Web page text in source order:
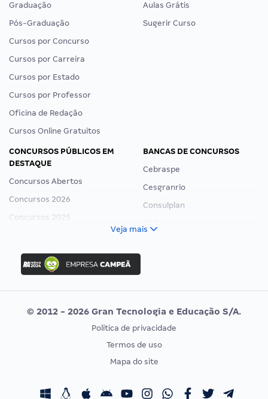
Graduação
Pós-Graduação
Cursos por Concurso
Cursos por Carreira
Cursos por Estado
Cursos por Professor
Oficina de Redação
Cursos Online Gratuitos
Aulas Grátis
Sugerir Curso
CONCURSOS PÚBLICOS EM
DESTAQUE
Concursos Abertos
Concursos 2026
Concursos 2025
Concurso Ibama
Concurso MPU
Editais publicados
BANCAS DE CONCURSOS
Cebraspe
Cesgranrio
Consulplan
Vunesp
CONCURSOS POR PROFISSÃO
Concursos Fiscais
EXAME DE ORDEM
Calendário OAB
Veja mais
© 2012 - 2026 Gran Tecnologia e Educação S/A.
Política de privacidade
Termos de uso
Mapa do site